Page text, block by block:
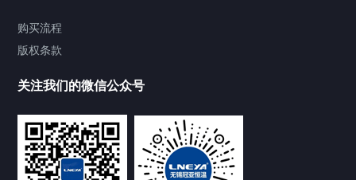
Chiller气体控温系统
Chamber试验箱
购买流程
版权条款
关注我们的微信公众号